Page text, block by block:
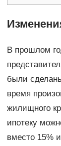
В прошлом
были
время
жилищного
ипотеку
вместо 15%